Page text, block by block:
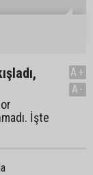
İşte
A+
A-